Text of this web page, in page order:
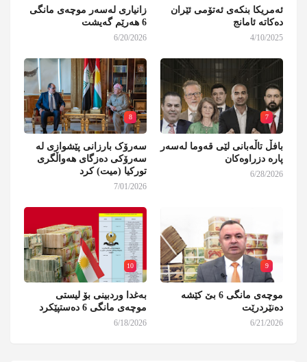
ئەمریکا بنکەی ئەتۆمی ئێران
دەکاتە ئامانج
4/10/2025
زانیاری لەسەر موچەی مانگی
6 هەرێم گەیشت
6/20/2026
7
بافڵ تاڵەبانی لێی قەوما لەسەر
پارە دزراوەکان
6/28/2026
8
سەرۆک بارزانی پێشوازی لە
سەرۆکی دەزگای هەواڵگری
تورکیا (میت) کرد
7/01/2026
9
موچەی مانگی 6 بێ کێشە
دەنێردرێت
6/21/2026
10
بەغدا وردبینی بۆ لیستی
موچەی مانگی 6 دەستپێکرد
6/18/2026